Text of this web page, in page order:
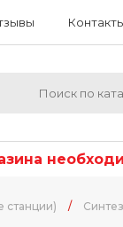
станции) /